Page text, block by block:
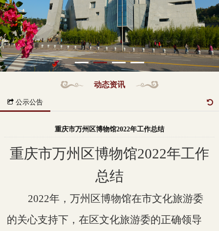
动态资讯
公示公告
重庆市万州区博物馆2022年工作总结
重庆市万州区博物馆2022年工作
总结
2022年， 万州区博物馆在市文化旅游委
的关心支持下，在区文化旅游委的正确领导